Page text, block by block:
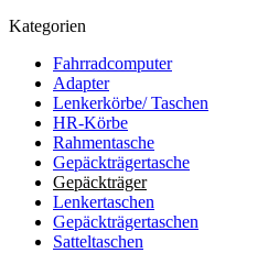
Kategorien
Fahrradcomputer
Adapter
Lenkerkörbe/ Taschen
HR-Körbe
Rahmentasche
Gepäckträgertasche
Gepäckträger
Lenkertaschen
Gepäckträgertaschen
Satteltaschen